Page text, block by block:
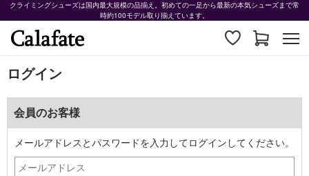
クライミングシューズは国内最大規模の品揃え。初めての一足から最新の本気シューズまで常
時約100モデル取り揃えています。
ログイン
会員のお客様
メールアドレスとパスワードを入力してログインしてください。